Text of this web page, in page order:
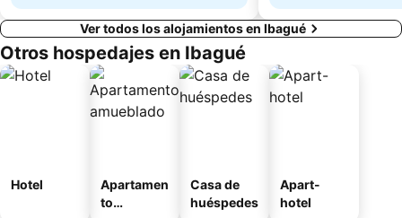
Ver todos los alojamientos en Ibagué
Otros hospedajes en Ibagué
Hotel
Apartamen
to
Casa de
huéspedes
Apart-
hotel